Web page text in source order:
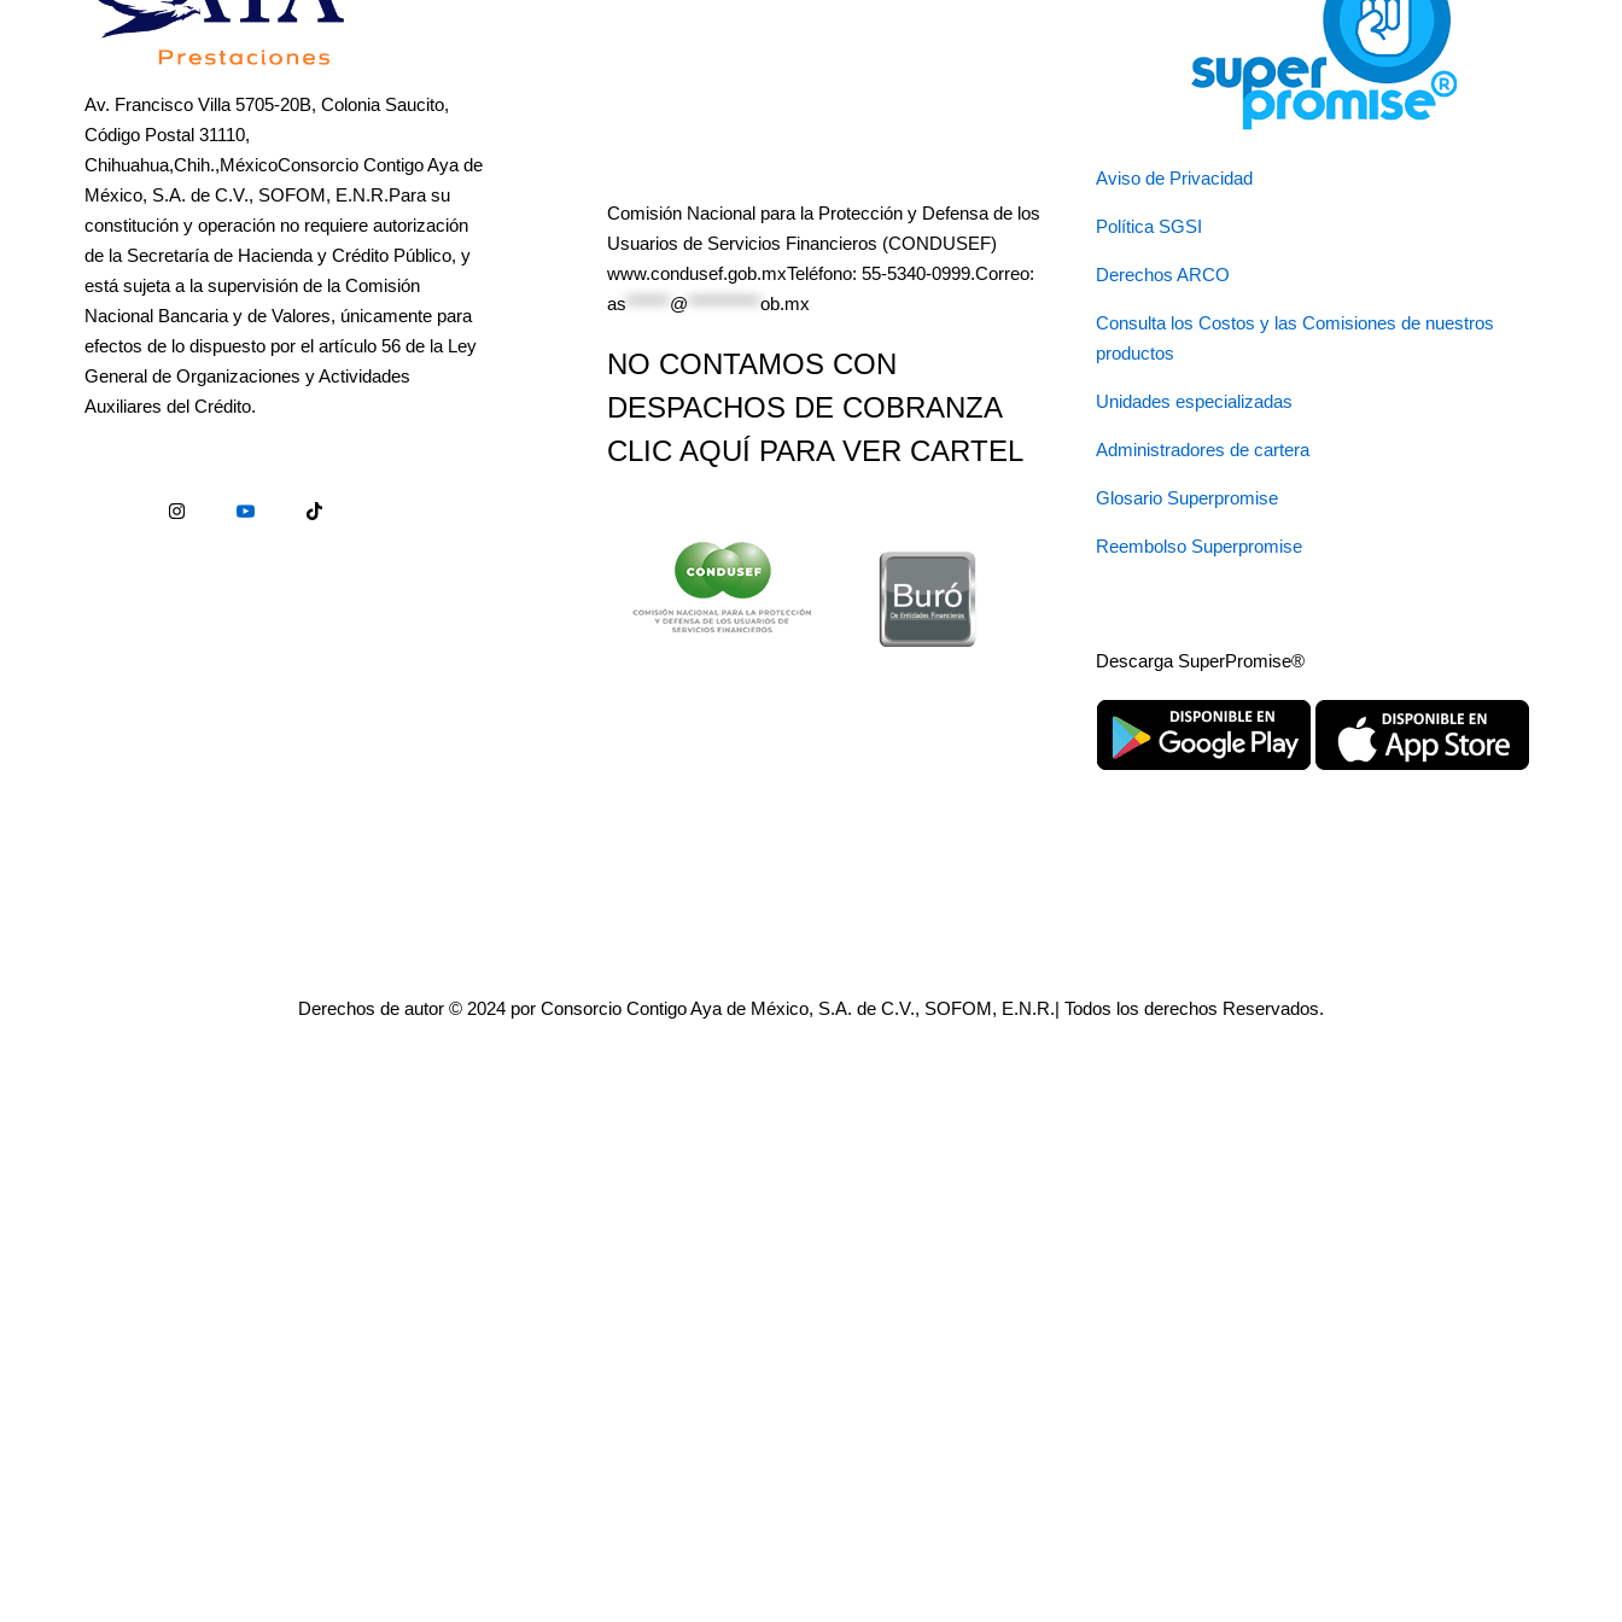
Av. Francisco Villa 5705-20B, Colonia Saucito,
Código Postal 31110,
Chihuahua,Chih.,MéxicoConsorcio Contigo Aya de
México, S.A. de C.V., SOFOM, E.N.R.Para su
constitución y operación no requiere autorización
de la Secretaría de Hacienda y Crédito Público, y
está sujeta a la supervisión de la Comisión
Nacional Bancaria y de Valores, únicamente para
efectos de lo dispuesto por el artículo 56 de la Ley
General de Organizaciones y Actividades
Auxiliares del Crédito.
Comisión Nacional para la Protección y Defensa de los
Usuarios de Servicios Financieros (CONDUSEF)
www.condusef.gob.mxTeléfono: 55-5340-0999.Correo:
as
@ ob.mx
NO CONTAMOS CON
DESPACHOS DE COBRANZA
CLIC AQUÍ PARA VER CARTEL
Aviso de Privacidad
Política SGSI
Derechos ARCO
Consulta los Costos y las Comisiones de nuestros
productos
Unidades especializadas
Administradores de cartera
Glosario Superpromise
Reembolso Superpromise
Descarga SuperPromise®
Derechos de autor © 2024 por Consorcio Contigo Aya de México, S.A. de C.V., SOFOM, E.N.R.| Todos los derechos Reservados.